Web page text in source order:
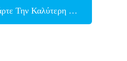
Την Καλύτερη Τιμή